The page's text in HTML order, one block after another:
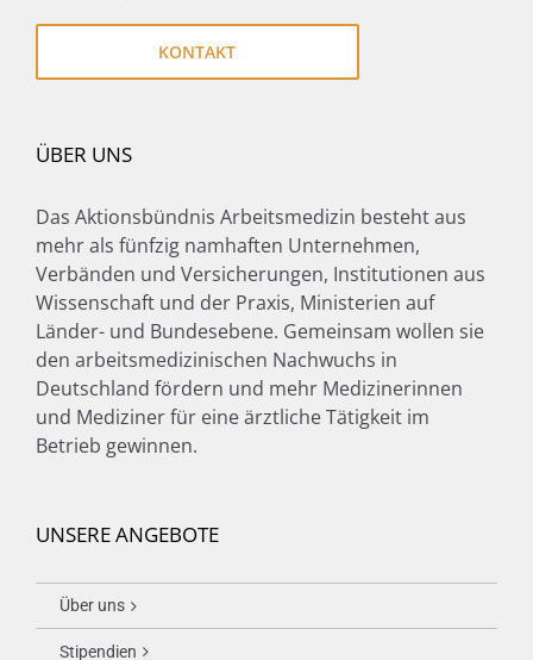
KONTAKT
ÜBER UNS
Das Aktionsbündnis Arbeitsmedizin besteht aus
mehr als fünfzig namhaften Unternehmen,
Verbänden und Versicherungen, Institutionen aus
Wissenschaft und der Praxis, Ministerien auf
Länder- und Bundesebene. Gemeinsam wollen sie
den arbeitsmedizinischen Nachwuchs in
Deutschland fördern und mehr Medizinerinnen
und Mediziner für eine ärztliche Tätigkeit im
Betrieb gewinnen.
UNSERE ANGEBOTE
Über uns
Stipendien